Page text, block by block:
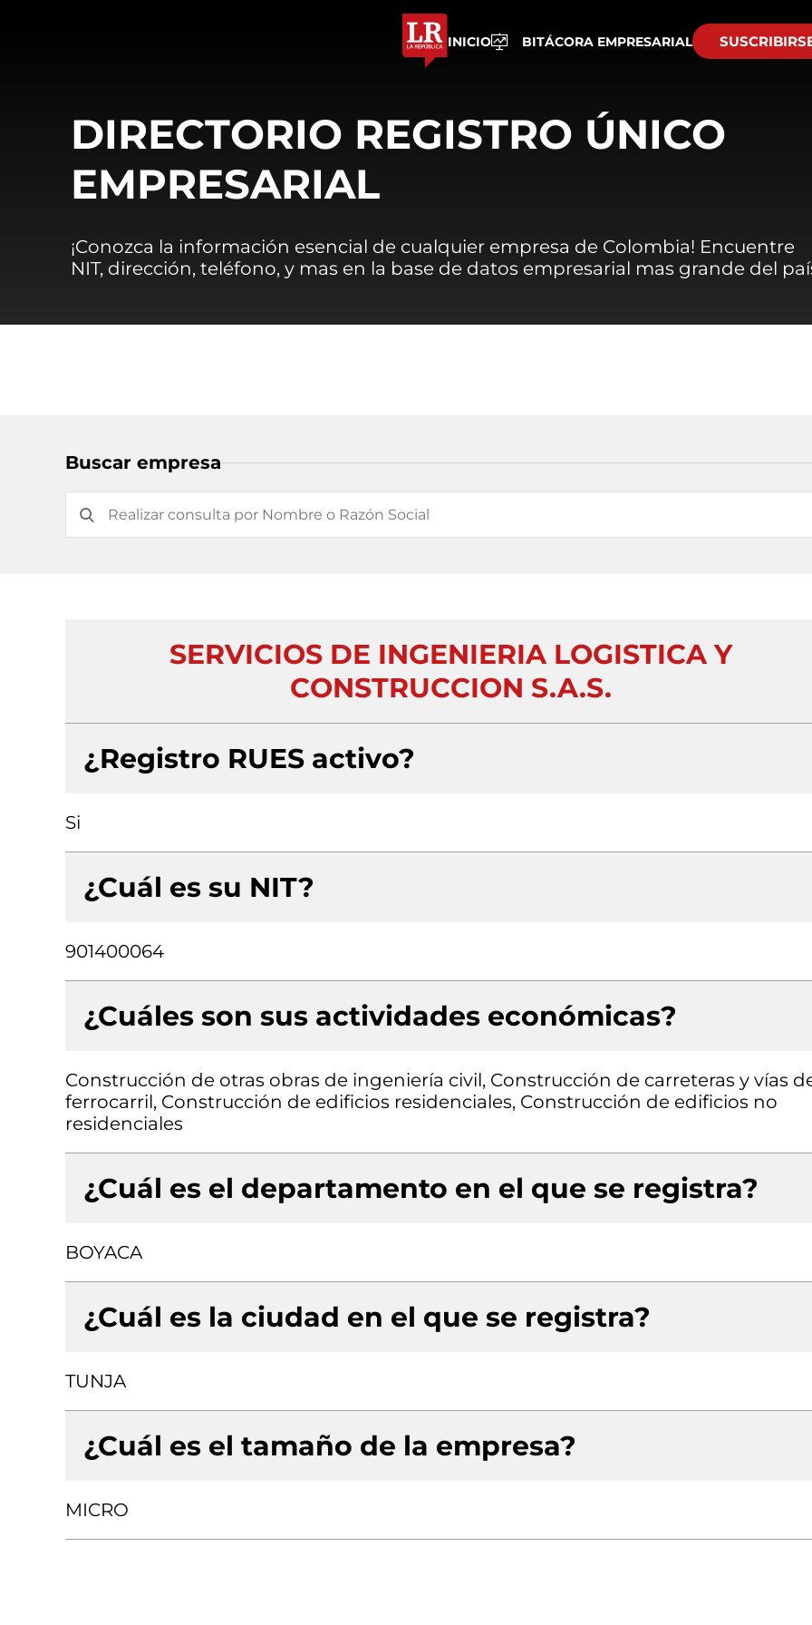
INICIO BITÁCORA EMPRESARIAL
DIRECTORIO REGISTRO ÚNICO
EMPRESARIAL
¡Conozca la información esencial de cualquier empresa de Colombia! Encuentre
NIT, dirección, teléfono, y mas en la base de datos empresarial mas grande del
Buscar empresa
SERVICIOS DE INGENIERIA LOGISTICA Y
CONSTRUCCION S.A.S.
¿Registro RUES activo?
Si
¿Cuál es su NIT?
901400064
¿Cuáles son sus actividades económicas?
Construcción de otras obras de ingeniería civil, Construcción de carreteras y vías
ferrocarril, Construcción de edificios residenciales, Construcción de edificios no
residenciales
¿Cuál es el departamento en el que se registra?
BOYACA
¿Cuál es la ciudad en el que se registra?
TUNJA
¿Cuál es el tamaño de la empresa?
MICRO